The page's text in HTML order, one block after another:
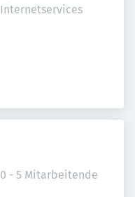
Internetservices
0 - 5 Mitarbeitende